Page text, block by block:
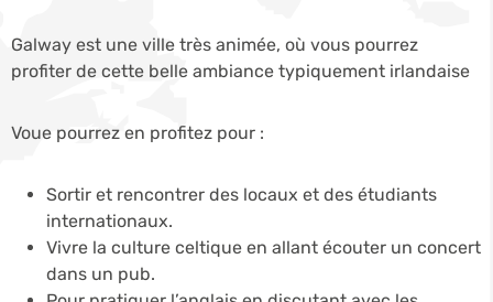
Galway est une ville très animée, où vous pourrez
profiter de cette belle ambiance typiquement irlandaise
Voue pourrez en profitez pour :
Sortir et rencontrer des locaux et des étudiants
internationaux.
Vivre la culture celtique en allant écouter un concert
dans un pub.